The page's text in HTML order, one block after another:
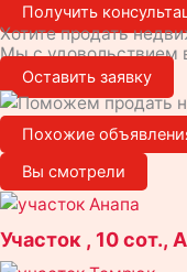
Получить
Хотите продать
Мы с
Оставить заявку
Похожие
Вы смотрели
Участок , 10 сот.,